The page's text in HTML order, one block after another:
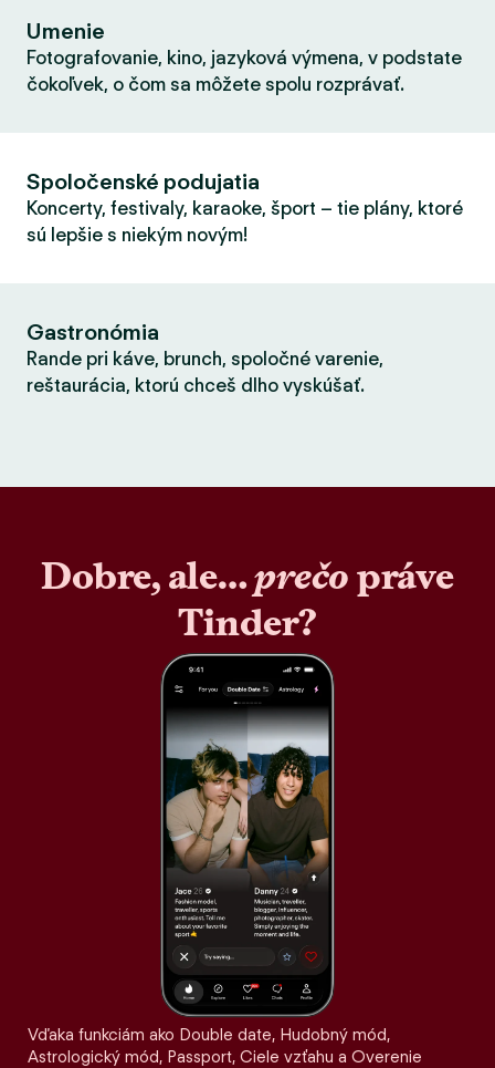
Umenie
Fotografovanie, kino, jazyková výmena, v podstate
čokoľvek, o čom sa môžete spolu rozprávať.
Spoločenské podujatia
Koncerty, festivaly, karaoke, šport – tie plány, ktoré
sú lepšie s niekým novým!
Gastronómia
Rande pri káve, brunch, spoločné varenie,
reštaurácia, ktorú chceš dlho vyskúšať.
Dobre, ale…prečopráve
Tinder?
Vďaka funkciám ako Double date, Hudobný mód,
Astrologický mód, Passport, Ciele vzťahu a Overenie